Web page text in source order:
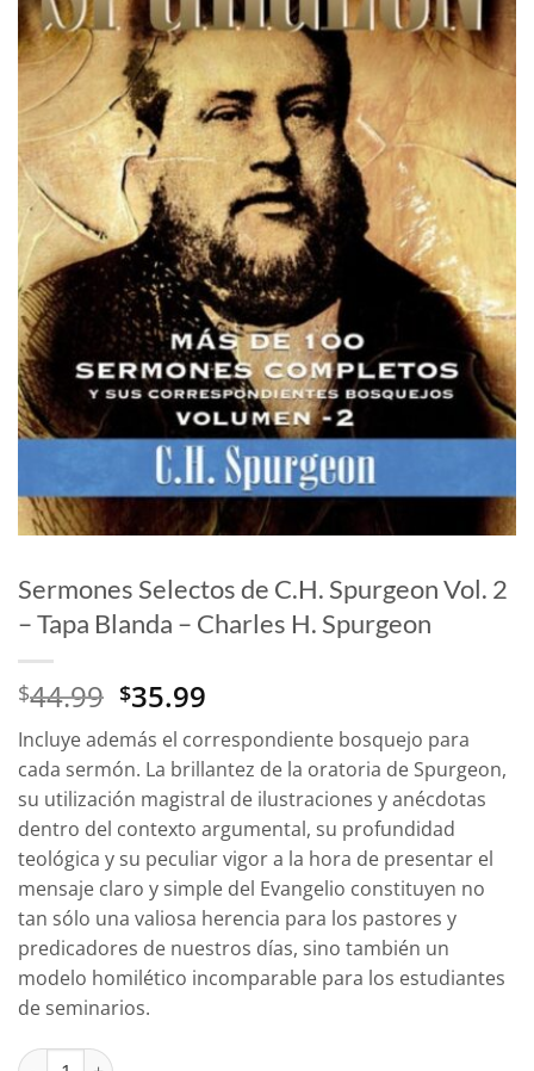
Sermones Selectos de C.H. Spurgeon Vol. 2
– Tapa Blanda – Charles H. Spurgeon
$44.99 El
precio
original
era:
$44.99.
$35.99
precio
actual
es:
$35.99.
Incluye además el correspondiente bosquejo para
cada sermón. La brillantez de la oratoria de Spurgeon,
su utilización magistral de ilustraciones y anécdotas
dentro del contexto argumental, su profundidad
teológica y su peculiar vigor a la hora de presentar el
mensaje claro y simple del Evangelio constituyen no
tan sólo una valiosa herencia para los pastores y
predicadores de nuestros días, sino también un
modelo homilético incomparable para los estudiantes
de seminarios.
Sermones Selectos de C.H. Spurgeon Vol. 2 - Tapa Blanda –